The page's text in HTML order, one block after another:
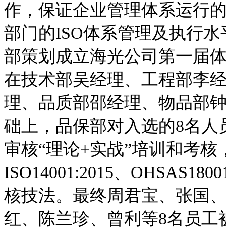
作，保证企业管理体系运行
部门的ISO体系管理及执行
部策划成立海光公司第一届
在技术部吴经理、工程部李
理、品质部邵经理、物品部
础上，品保部对入选的8名
审核“理论+实战”培训和考核
ISO14001:2015、
核技法。最终周君宝、张国
红、陈兰珍、曾利等8名员